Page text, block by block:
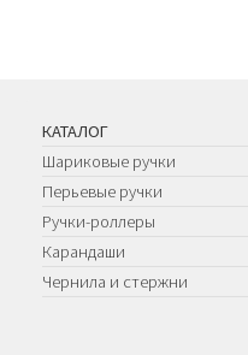
КАТАЛОГ
Шариковые ручки
Перьевые ручки
Ручки-роллеры
Карандаши
Чернила и стержни